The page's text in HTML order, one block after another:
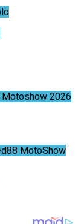
Motoshow 2026
MotoShow